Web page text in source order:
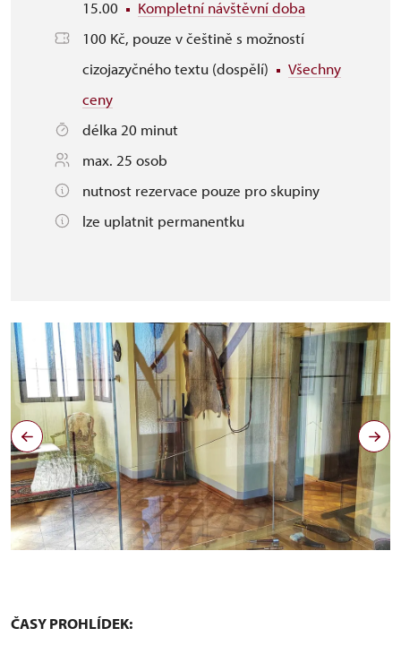
15.00
Kompletní návštěvní doba
100 Kč, pouze v češtině s možností
cizojazyčného textu (dospělí)
Všechny
ceny
délka 20 minut
max. 25 osob
nutnost rezervace pouze pro skupiny
lze uplatnit permanentku
ČASY PROHLÍDEK: